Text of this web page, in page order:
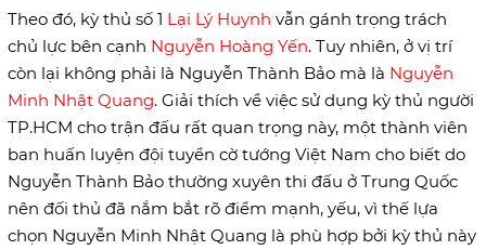
Theo đó, kỳ thủ số 1 Lại Lý Huynh vẫn gánh trọng trách
chủ lực bên cạnh Nguyễn Hoàng Yến. Tuy nhiên, ở vị trí
còn lại không phải là Nguyễn Thành Bảo mà là Nguyễn
Minh Nhật Quang. Giải thích về việc sử dụng kỳ thủ người
TP.HCM cho trận đấu rất quan trọng này, một thành viên
ban huấn luyện đội tuyển cờ tướng Việt Nam cho biết do
Nguyễn Thành Bảo thường xuyên thi đấu ở Trung Quốc
nên đối thủ đã nắm bắt rõ điểm mạnh, yếu, vì thế lựa
chọn Nguyễn Minh Nhật Quang là phù hợp bởi kỳ thủ này